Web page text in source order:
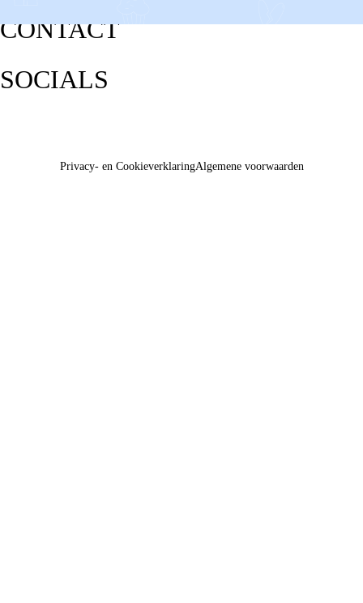
CONTACT
SOCIALS
Privacy- en CookieverklaringAlgemene voorwaarden